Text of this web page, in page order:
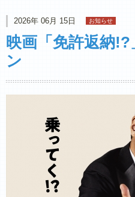
2026年 06月 15日 お知らせ
映画「免許返納
ン